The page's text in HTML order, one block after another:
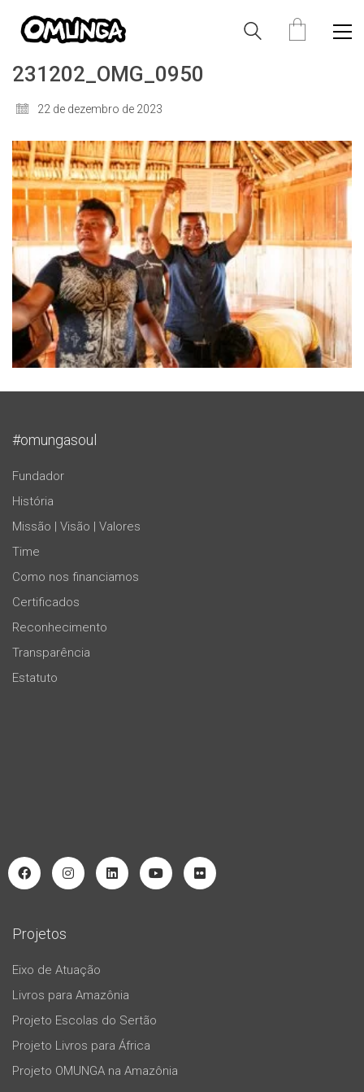
231202_OMG_0950
22 de dezembro de 2023
#omungasoul
Fundador
História
Missão | Visão | Valores
Time
Como nos financiamos
Certificados
Reconhecimento
Transparência
Estatuto
Projetos
Eixo de Atuação
Livros para Amazônia
Projeto Escolas do Sertão
Projeto Livros para África
Projeto OMUNGA na Amazônia